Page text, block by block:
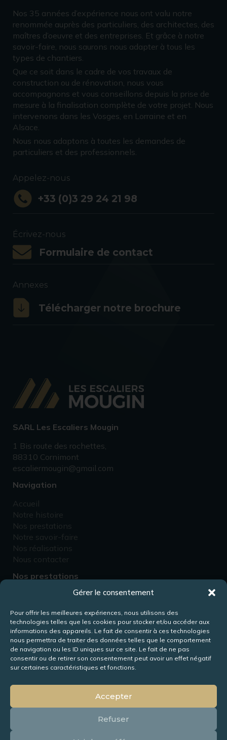
Gérer le consentement
Pour offrir les meilleures expériences, nous utilisons des
technologies telles que les cookies pour stocker et/ou accéder aux
informations des appareils. Le fait de consentir à ces technologies
nous permettra de traiter des données telles que le comportement
de navigation ou les ID uniques sur ce site. Le fait de ne pas
consentir ou de retirer son consentement peut avoir un effet négatif
sur certaines caractéristiques et fonctions.
Accepter
Refuser
Nos 35 années d’expérience nous ont valu notre
renommée auprès des particuliers, des architectes, des
maîtres d’oeuvre et des entreprises. Et grâce à notre
savoir-faire, nous saurons nous adapter à tous les
types de chantiers.
Que ce soit dans le cadre de vos travaux de
construction ou de rénovation, nous vous
accompagnons et vous conseillons depuis la prise de
mesure à la finalisation complète de votre projet. Nous
intervenons dans les Vosges, en Lorraine et en
Alsace.
Nous nous adaptons à toutes les demandes de
particuliers et des professionnels.
Appelez-nous
+33 (0)3 29 24 21 98
Écrivez-nous
Formulaire de contact
Annexes
Télécharger notre brochure
SARL Les Escaliers Mougin
1 Bis route des rochettes,
88310 Cornimont
escaliermougin@gmail.com
Navigation
Accueil
Notre histoire
Nos prestations
Notre savoir-faire
Nos réalisations
Nous contacter
Nos prestations
Fabricant d’escaliers
Fabricant de passerelles
Fabricant de mezzanines
Conception de meubles
Rejoignez-nous !